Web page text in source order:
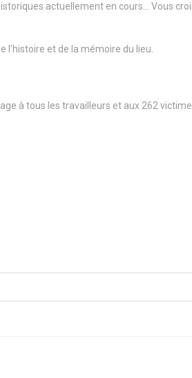
actuellement en cours… Vous
l’histoire et de la mémoire du lieu.
à tous les travailleurs et aux 262